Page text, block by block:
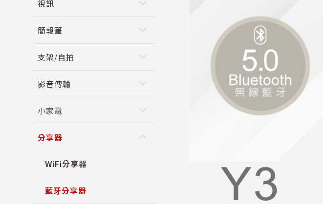
視訊
簡報筆 keyboard_arrow_down
支架/自拍 keyboard_arrow_down
影音傳輸 keyboard_arrow_down
小家電 keyboard_arrow_down
分享器 keyboard_arrow_up
WiFi分享器
藍牙分享器